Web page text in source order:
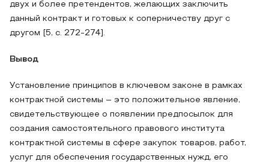
двух и более претендентов, желающих заключить
данный контракт и готовых к соперничеству друг с
другом [5, с. 272-274].
Вывод
Установление принципов в ключевом законе в рамках
контрактной системы – это положительное явление,
свидетельствующее о появлении предпосылок для
создания самостоятельного правового института
контрактной системы в сфере закупок товаров, работ,
услуг для обеспечения государственных нужд, его